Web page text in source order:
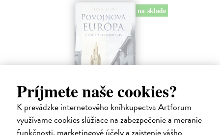
Príjmete naše cookies?
K prevádzke internetového kníhkupectva Artforum
využívame cookies slúžiace na zabezpečenie a meranie
funkčnosti, marketingové účely a zaistenie vášho
na sklade
Povojnová Európa. História po
roku 1945
Judt Tony| Kniha